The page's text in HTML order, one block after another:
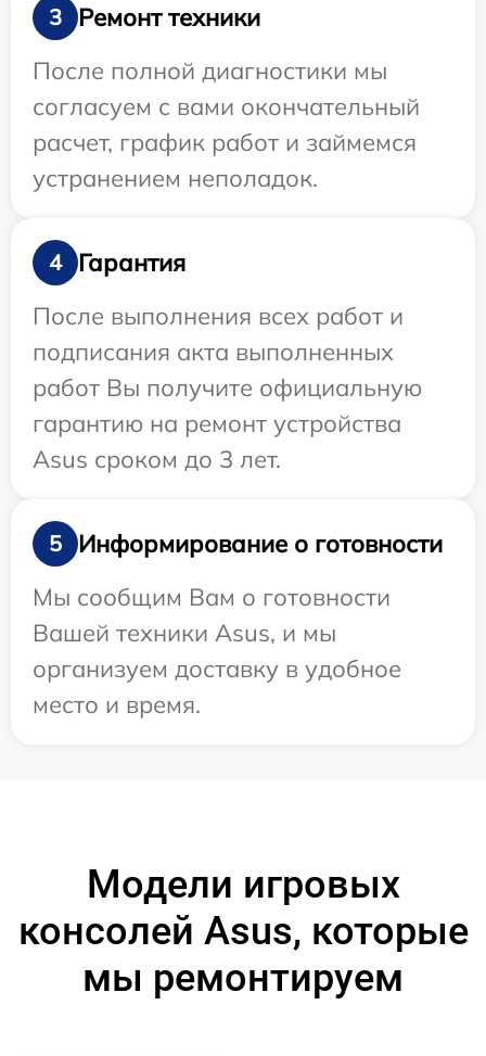
3
Ремонт техники
После полной диагностики мы
согласуем с вами окончательный
расчет, график работ и займемся
устранением неполадок.
4
Гарантия
После выполнения всех работ и
подписания акта выполненных
работ Вы получите официальную
гарантию на ремонт устройства
Asus сроком до 3 лет.
5
Информирование о готовности
Мы сообщим Вам о готовности
Вашей техники Asus, и мы
организуем доставку в удобное
место и время.
Модели игровых
консолей Asus, которые
мы ремонтируем